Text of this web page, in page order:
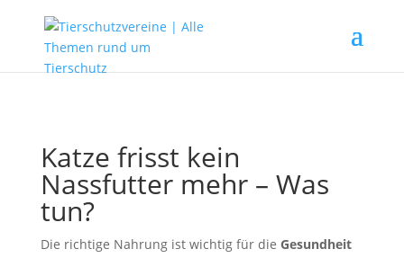
Katze frisst kein
Nassfutter mehr – Was
tun?
Die richtige Nahrung ist wichtig für die Gesundheit